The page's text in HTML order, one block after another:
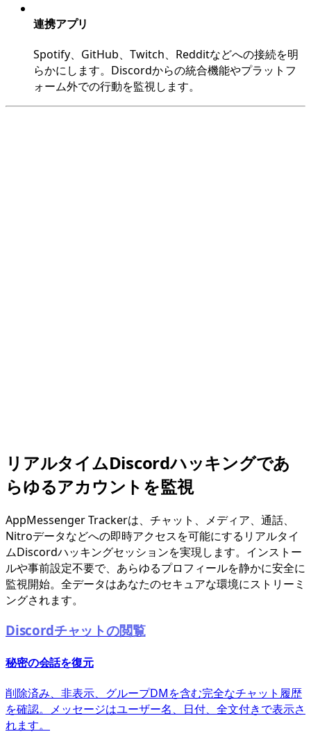
連携アプリ
Spotify、GitHub、Twitch、Redditなどへの接続を明
らかにします。Discordからの統合機能やプラットフ
ォーム外での行動を監視します。
リアルタイムDiscordハッキングであ
らゆるアカウントを監視
AppMessenger Trackerは、チャット、メディア、通話、
Nitroデータなどへの即時アクセスを可能にするリアルタイ
ムDiscordハッキングセッションを実現します。インストー
ルや事前設定不要で、あらゆるプロフィールを静かに安全に
監視開始。全データはあなたのセキュアな環境にストリーミ
ングされます。
Discordチャットの閲覧
秘密の会話を復元
削除済み、非表示、グループDMを含む完全なチャット履歴
を確認。メッセージはユーザー名、日付、全文付きで表示さ
れます。